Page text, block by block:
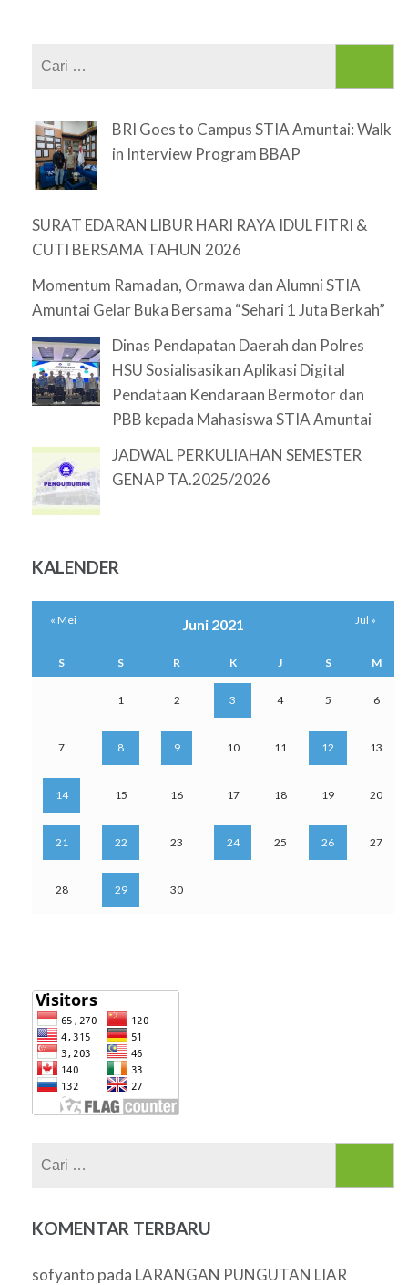
BRI Goes to Campus STIA Amuntai: Walk
in Interview Program BBAP
SURAT EDARAN LIBUR HARI RAYA IDUL FITRI &
CUTI BERSAMA TAHUN 2026
Momentum Ramadan, Ormawa dan Alumni STIA
Amuntai Gelar Buka Bersama “Sehari 1 Juta Berkah”
Dinas Pendapatan Daerah dan Polres
HSU Sosialisasikan Aplikasi Digital
Pendataan Kendaraan Bermotor dan
PBB kepada Mahasiswa STIA Amuntai
JADWAL PERKULIAHAN SEMESTER
GENAP TA.2025/2026
KALENDER
Juni 2021
S S R K J S M
1 2 3 4 5 6
7 8 9 10 11 12 13
14 15 16 17 18 19 20
21 22 23 24 25 26 27
28 29 30
« Mei Jul »
KOMENTAR TERBARU
sofyanto pada LARANGAN PUNGUTAN LIAR